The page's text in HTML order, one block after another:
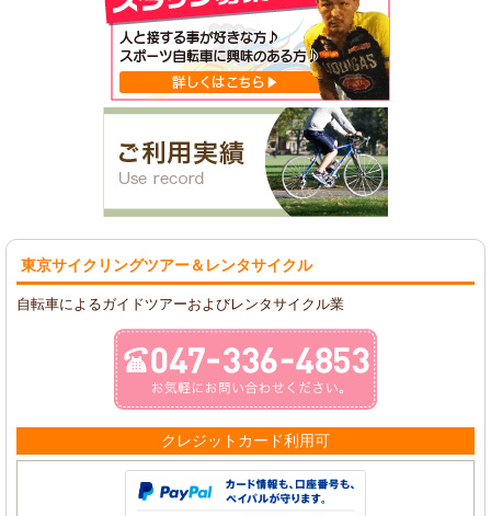
東京サイクリングツアー＆レンタサイクル
自転車によるガイドツアーおよびレンタサイクル業
クレジットカード利用可